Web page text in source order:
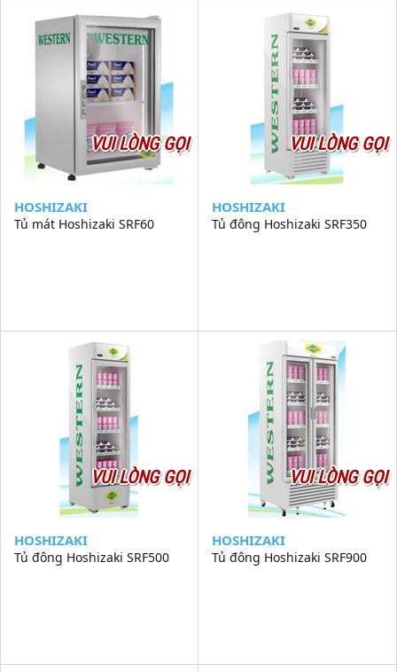
VUI LÒNG GỌI
HOSHIZAKI
Tủ mát Hoshizaki SRF60
VUI LÒNG GỌI
HOSHIZAKI
Tủ đông Hoshizaki SRF350
VUI LÒNG GỌI
HOSHIZAKI
Tủ đông Hoshizaki SRF500
VUI LÒNG GỌI
HOSHIZAKI
Tủ đông Hoshizaki SRF900